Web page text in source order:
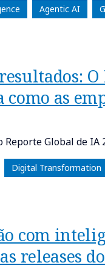
Agentic AI
como as
Reporte Global de
Digital Transformation
com
releases